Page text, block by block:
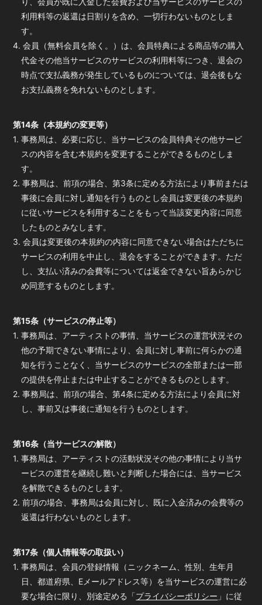
利用料等の返還は日割りを含め、一切行わないものとしま
す。
4. 会員（無料会員を除く。）は、会員特典による商品等の購入
代金その他当サービスのサービスの利用料等につき、退会の
時点で支払義務が発生しているものについては、退会後もな
お支払義務を免れないものとします。
第14条（本規約の変更等）
1. 事務局は、必要に応じ、当サービスの会員特典その他サービ
スの内容を含む本規約を変更することができるものとしま
す。
2. 事務局は、前項の場合、第3条に定める方法により事前または
事後に会員に対し通知を行うものとし会員は変更後の本規約
に従いサービスを利用することをもって当該変更内容に同意
したものとみなします。
3. 会員は変更後の本規約の内容に同意できない場合はただちに
サービスの利用を中止し、退会をすることができます。ただ
し、支払い済みの会費等については返金できない旨あらかじ
め同意するものとします。
第15条（サービスの停止等）
1. 事務局は、アーティストの事情、当サービスの運営状況その
他の予期できない事情により、会員に対し事前に何らかの通
知を行うことなく、当サービスのサービスの全部または一部
の提供を停止または中止することができるものとします。
2. 事務局は、前項の場合、第4条に定める方法により会員に対
し、事前又は事後に通知を行うものとします。
第16条（当サービスの解散）
1. 事務局は、アーティストの活動状況その他の事情により当サ
ービスの運営を継続し難いと判断した場合には、当サービス
を解散できるものとします。
2. 前項の場合、事務局は会員に対し、既に入金済みの会費等の
返還は行わないものとします。
第17条（個人情報等の取扱い）
1. 事務局は、会員の登録情報（ニックネーム、性別、生年月
日、都道府県、Eメールアドレス等）を当サービスの運営に必
要な場合に限り、別途定める「プライバシーポリシー 」に従